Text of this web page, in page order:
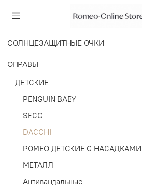
СОЛНЦЕЗАЩИТНЫЕ ОЧКИ
ОПРАВЫ
ДЕТСКИЕ
PENGUIN BABY
SECG
DACCHI
РОМЕО ДЕТСКИЕ С НАСАДКАМИ
МЕТАЛЛ
Антивандальные